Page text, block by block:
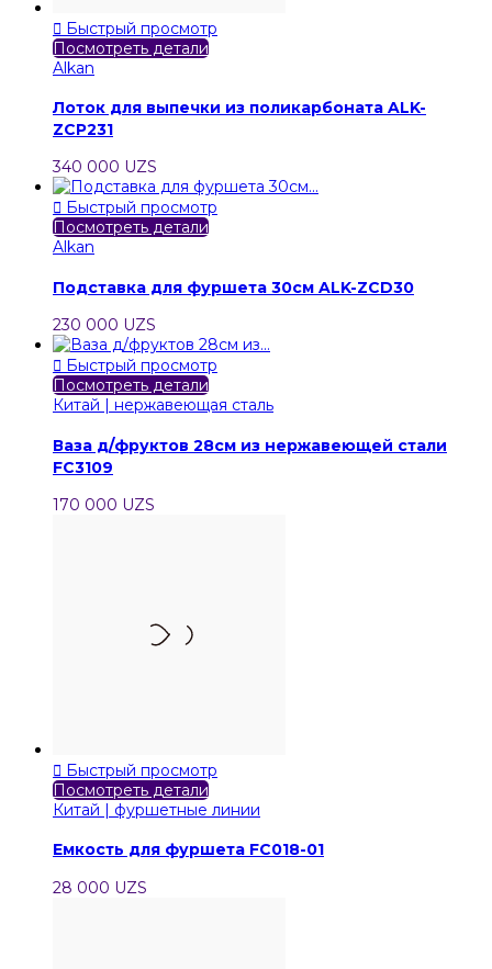
 Быстрый просмотр
Посмотреть детали
Alkan
Лоток для выпечки из поликарбоната ALK-
ZCP231
340 000 UZS
 Быстрый просмотр
Посмотреть детали
Alkan
Подставка для фуршета 30см ALK-ZCD30
230 000 UZS
 Быстрый просмотр
Посмотреть детали
Китай | нержавеющая сталь
Ваза д/фруктов 28см из нержавеющей стали
FC3109
170 000 UZS
 Быстрый просмотр
Посмотреть детали
Китай | фуршетные линии
Емкость для фуршета FC018-01
28 000 UZS